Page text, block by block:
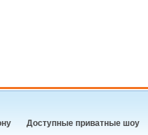
Доступные приватные шоу